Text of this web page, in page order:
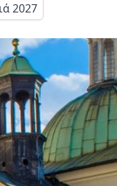
2027